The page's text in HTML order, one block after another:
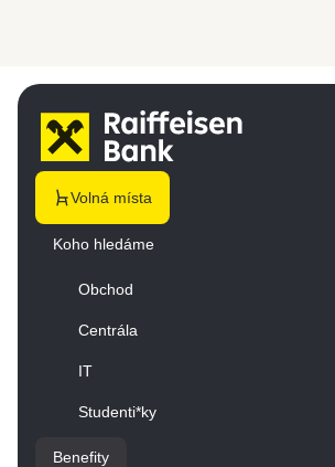
Volná místa
Koho hledáme
Obchod
Centrála
IT
Studenti*ky
Benefity